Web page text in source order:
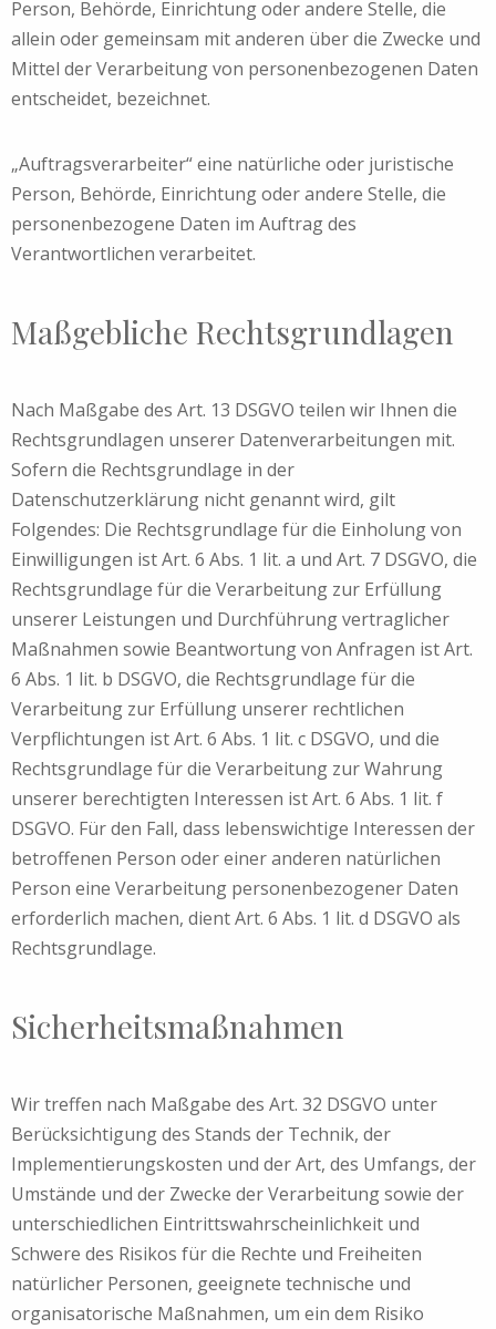
Person, Behörde, Einrichtung oder andere Stelle, die
allein oder gemeinsam mit anderen über die Zwecke und
Mittel der Verarbeitung von personenbezogenen Daten
entscheidet, bezeichnet.
„Auftragsverarbeiter“ eine natürliche oder juristische
Person, Behörde, Einrichtung oder andere Stelle, die
personenbezogene Daten im Auftrag des
Verantwortlichen verarbeitet.
Maßgebliche Rechtsgrundlagen
Nach Maßgabe des Art. 13 DSGVO teilen wir Ihnen die
Rechtsgrundlagen unserer Datenverarbeitungen mit.
Sofern die Rechtsgrundlage in der
Datenschutzerklärung nicht genannt wird, gilt
Folgendes: Die Rechtsgrundlage für die Einholung von
Einwilligungen ist Art. 6 Abs. 1 lit. a und Art. 7 DSGVO, die
Rechtsgrundlage für die Verarbeitung zur Erfüllung
unserer Leistungen und Durchführung vertraglicher
Maßnahmen sowie Beantwortung von Anfragen ist Art.
6 Abs. 1 lit. b DSGVO, die Rechtsgrundlage für die
Verarbeitung zur Erfüllung unserer rechtlichen
Verpflichtungen ist Art. 6 Abs. 1 lit. c DSGVO, und die
Rechtsgrundlage für die Verarbeitung zur Wahrung
unserer berechtigten Interessen ist Art. 6 Abs. 1 lit. f
DSGVO. Für den Fall, dass lebenswichtige Interessen der
betroffenen Person oder einer anderen natürlichen
Person eine Verarbeitung personenbezogener Daten
erforderlich machen, dient Art. 6 Abs. 1 lit. d DSGVO als
Rechtsgrundlage.
Sicherheitsmaßnahmen
Wir treffen nach Maßgabe des Art. 32 DSGVO unter
Berücksichtigung des Stands der Technik, der
Implementierungskosten und der Art, des Umfangs, der
Umstände und der Zwecke der Verarbeitung sowie der
unterschiedlichen Eintrittswahrscheinlichkeit und
Schwere des Risikos für die Rechte und Freiheiten
natürlicher Personen, geeignete technische und
organisatorische Maßnahmen, um ein dem Risiko